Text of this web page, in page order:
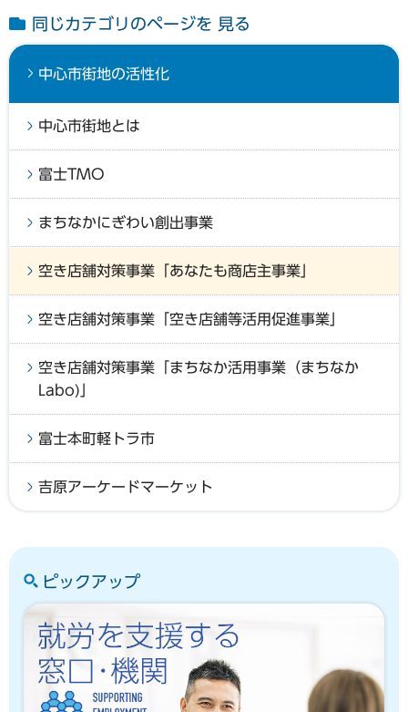
同じカテゴリのページを 見る
中心市街地の活性化
中心市街地とは
富士TMO
まちなかにぎわい創出事業
空き店舗対策事業「あなたも商店主事業」
空き店舗対策事業「空き店舗等活用促進事業」
空き店舗対策事業「まちなか活用事業（まちなか
Labo)」
富士本町軽トラ市
吉原アーケードマーケット
ピックアップ